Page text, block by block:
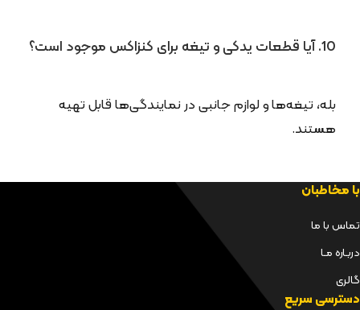
10. آیا قطعات یدکی و تیغه برای کنزاکس موجود است؟
بله، تیغه‌ها و لوازم جانبی در نمایندگی‌ها قابل تهیه
هستند.
با مخاطبان
تماس با ما
دربـاره مـا
گالری
دسترسی سریع